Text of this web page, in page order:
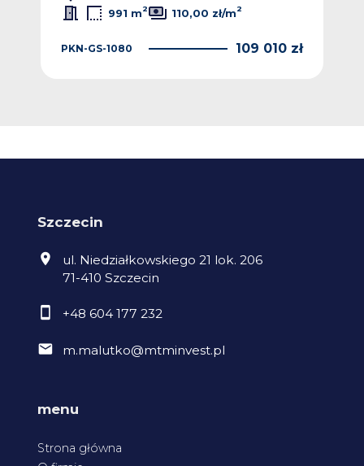
991 m2 110,00 zł/m2
PKN-GS-1080 109 010 zł
Szczecin
ul. Niedziałkowskiego 21 lok. 206
71-410 Szczecin
+48 604 177 232
m.malutko@mtminvest.pl
menu
Strona główna